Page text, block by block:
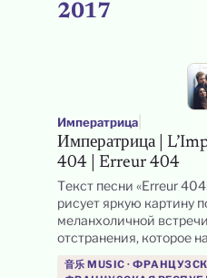
2017
Императрица|
Императрица |
404 | Erreur 404
Текст песни «Erreur
рисует яркую картину
меланхоличной
отстранения, которое
音乐 MUSIC ·